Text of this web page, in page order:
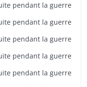
pendant la guerre
pendant la guerre
pendant la guerre
pendant la guerre
pendant la guerre